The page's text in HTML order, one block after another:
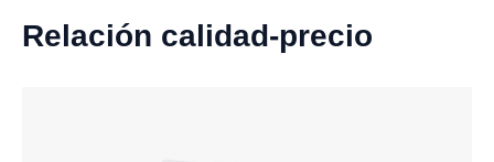
Relación calidad-precio